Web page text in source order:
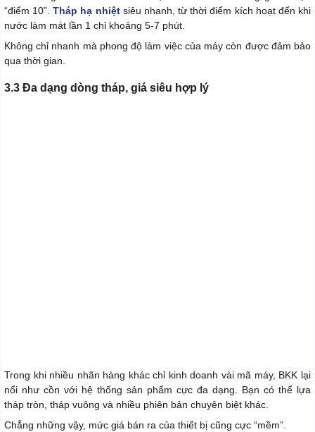
“điểm 10”.Tháp hạ nhiệtsiêu nhanh, từ thời điểm kích hoạt đến khi
nước làm mát lần 1 chỉ khoảng 5-7 phút.
Không chỉ nhanh mà phong độ làm việc của máy còn được đảm bảo
qua thời gian.
3.3 Đa dạng dòng tháp, giá siêu hợp lý
Trong khi nhiều nhãn hàng khác chỉ kinh doanh vài mã máy, BKK lại
nổi như cồn với hệ thống sản phẩm cực đa dạng. Bạn có thể lựa
tháp tròn, tháp vuông và nhiều phiên bản chuyên biệt khác.
Chẳng những vậy, mức giá bán ra của thiết bị cũng cực “mềm”.